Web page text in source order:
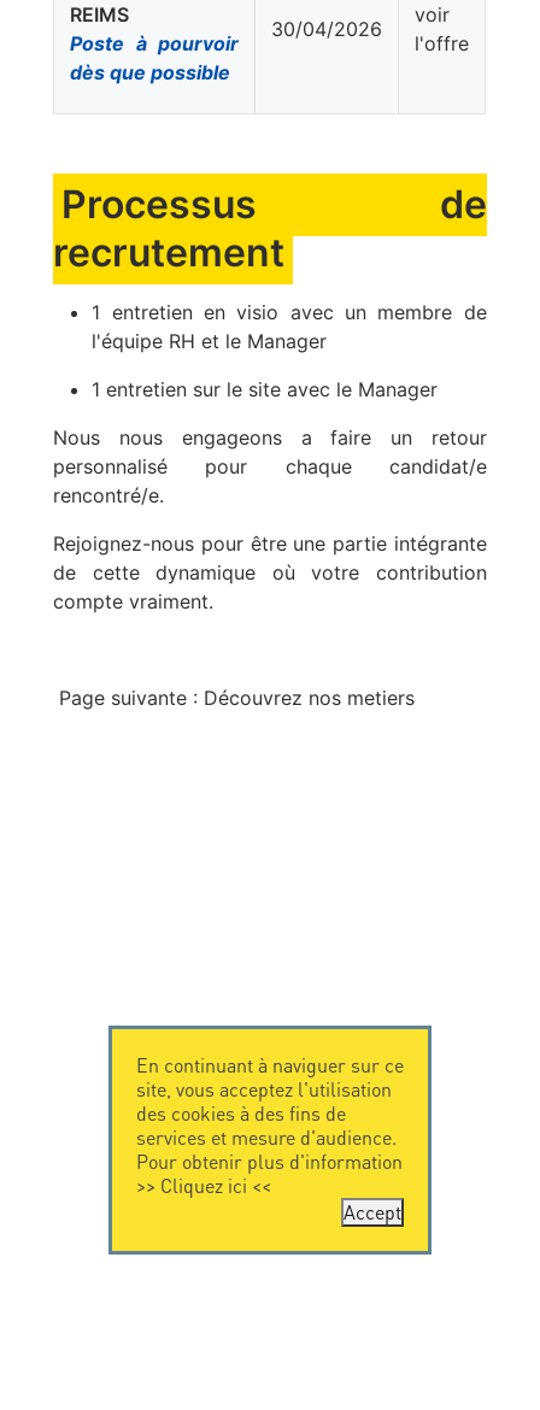
REIMS
Poste à pourvoir
dès que possible
30/04/2026
voir
l'offre
Processus de
recrutement
1 entretien en visio avec un membre de
l'équipe RH et le Manager
1 entretien sur le site avec le Manager
Nous nous engageons a faire un retour
personnalisé pour chaque candidat/e
rencontré/e.
Rejoignez-nous pour être une partie intégrante
de cette dynamique où votre contribution
compte vraiment.
Page suivante : Découvrez nos metiers
En continuant à naviguer sur ce
site, vous acceptez l'utilisation
des cookies à des fins de
services et mesure d'audience.
Pour obtenir plus d'information
>> Cliquez ici <<
Accept